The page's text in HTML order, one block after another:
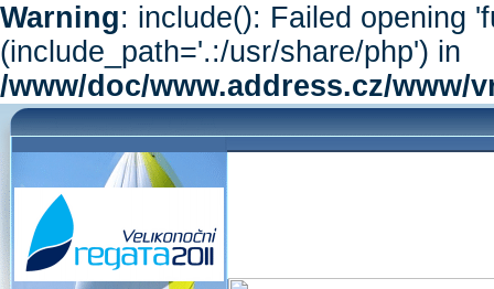
Warning: include(): Failed opening
(include_path='.:/usr/share/php') in
/www/doc/www.address.cz/www/